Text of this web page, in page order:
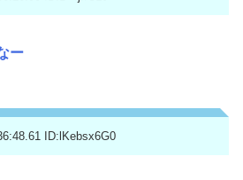
ー
ID:lKebsx6G0